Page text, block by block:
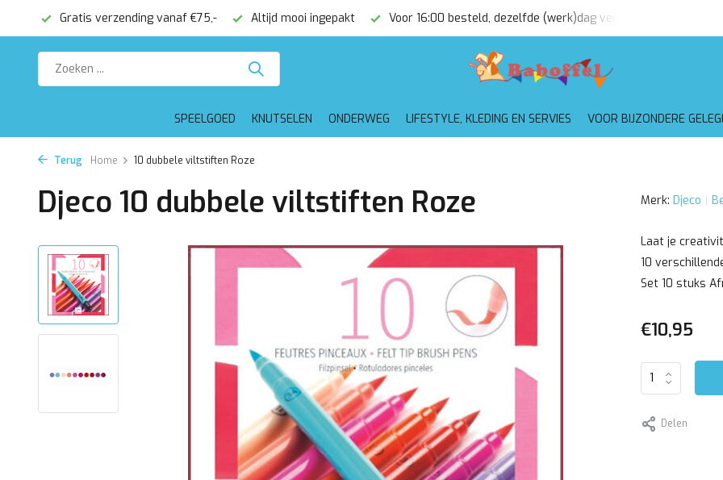
Gratis verzending vanaf €75,- Altijd mooi ingepakt Voor 16:00 besteld, dezelfde (werk)dag verzonden
SPEELGOED KNUTSELEN ONDERWEG LIFESTYLE, KLEDING EN SERVIES VOOR BIJZONDERE
Terug Home 10 dubbele viltstiften Roze
Djeco 10 dubbele viltstiften Roze Merk: Djeco
Laat je
10
Set 10 stuks
€10,95
Delen